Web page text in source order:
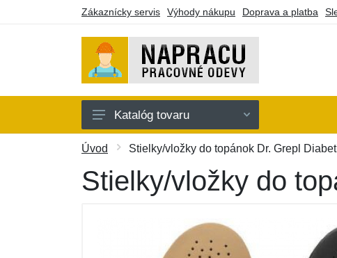
Zákaznícky servis Výhody nákupu Doprava a platba
Oblečenie
Doplnky
Obuv a ponožky
Batohy a púzdra
Katalóg tovaru
Úvod Stielky/vložky do topánok Dr. Grepl
Stielky/vložky do